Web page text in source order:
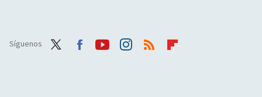
Síguenos